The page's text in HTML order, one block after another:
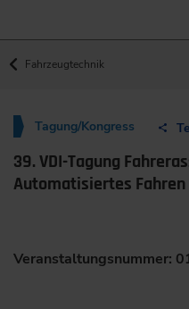
Fahrzeugtechnik
Tagung/Kongress
39. VDI-Tagung
Automatisiertes Fahren
Veranstaltungsnummer: